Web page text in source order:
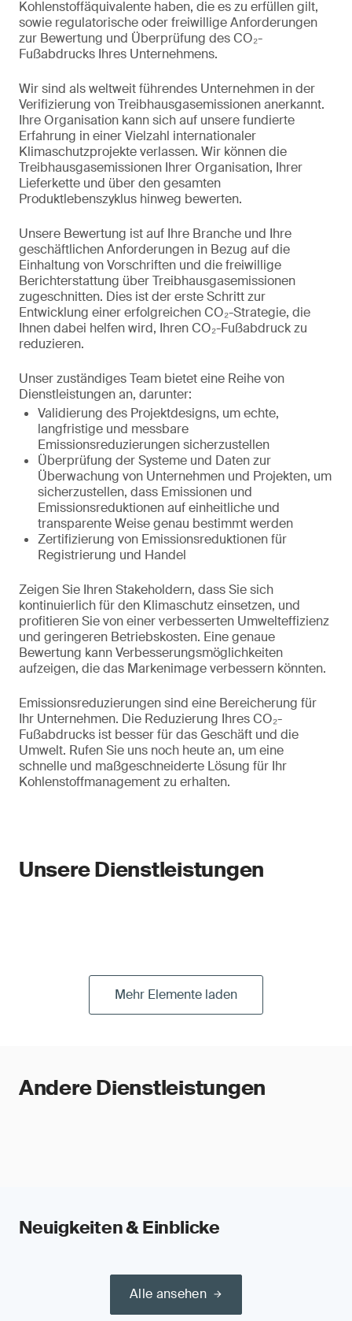
Kohlenstoffäquivalente haben, die es zu erfüllen gilt,
sowie regulatorische oder freiwillige Anforderungen
zur Bewertung und Überprüfung des CO₂-
Fußabdrucks Ihres Unternehmens.
Wir sind als weltweit führendes Unternehmen in der
Verifizierung von Treibhausgasemissionen anerkannt.
Ihre Organisation kann sich auf unsere fundierte
Erfahrung in einer Vielzahl internationaler
Klimaschutzprojekte verlassen. Wir können die
Treibhausgasemissionen Ihrer Organisation, Ihrer
Lieferkette und über den gesamten
Produktlebenszyklus hinweg bewerten.
Unsere Bewertung ist auf Ihre Branche und Ihre
geschäftlichen Anforderungen in Bezug auf die
Einhaltung von Vorschriften und die freiwillige
Berichterstattung über Treibhausgasemissionen
zugeschnitten. Dies ist der erste Schritt zur
Entwicklung einer erfolgreichen CO₂-Strategie, die
Ihnen dabei helfen wird, Ihren CO₂-Fußabdruck zu
reduzieren.
Unser zuständiges Team bietet eine Reihe von
Dienstleistungen an, darunter:
Validierung des Projektdesigns, um echte,
langfristige und messbare
Emissionsreduzierungen sicherzustellen
Überprüfung der Systeme und Daten zur
Überwachung von Unternehmen und Projekten, um
sicherzustellen, dass Emissionen und
Emissionsreduktionen auf einheitliche und
transparente Weise genau bestimmt werden
Zertifizierung von Emissionsreduktionen für
Registrierung und Handel
Zeigen Sie Ihren Stakeholdern, dass Sie sich
kontinuierlich für den Klimaschutz einsetzen, und
profitieren Sie von einer verbesserten Umwelteffizienz
und geringeren Betriebskosten. Eine genaue
Bewertung kann Verbesserungsmöglichkeiten
aufzeigen, die das Markenimage verbessern könnten.
Emissionsreduzierungen sind eine Bereicherung für
Ihr Unternehmen. Die Reduzierung Ihres CO₂-
Fußabdrucks ist besser für das Geschäft und die
Umwelt. Rufen Sie uns noch heute an, um eine
schnelle und maßgeschneiderte Lösung für Ihr
Kohlenstoffmanagement zu erhalten.
Unsere Dienstleistungen
Mehr Elemente laden
Andere Dienstleistungen
Neuigkeiten & Einblicke
Alle ansehen